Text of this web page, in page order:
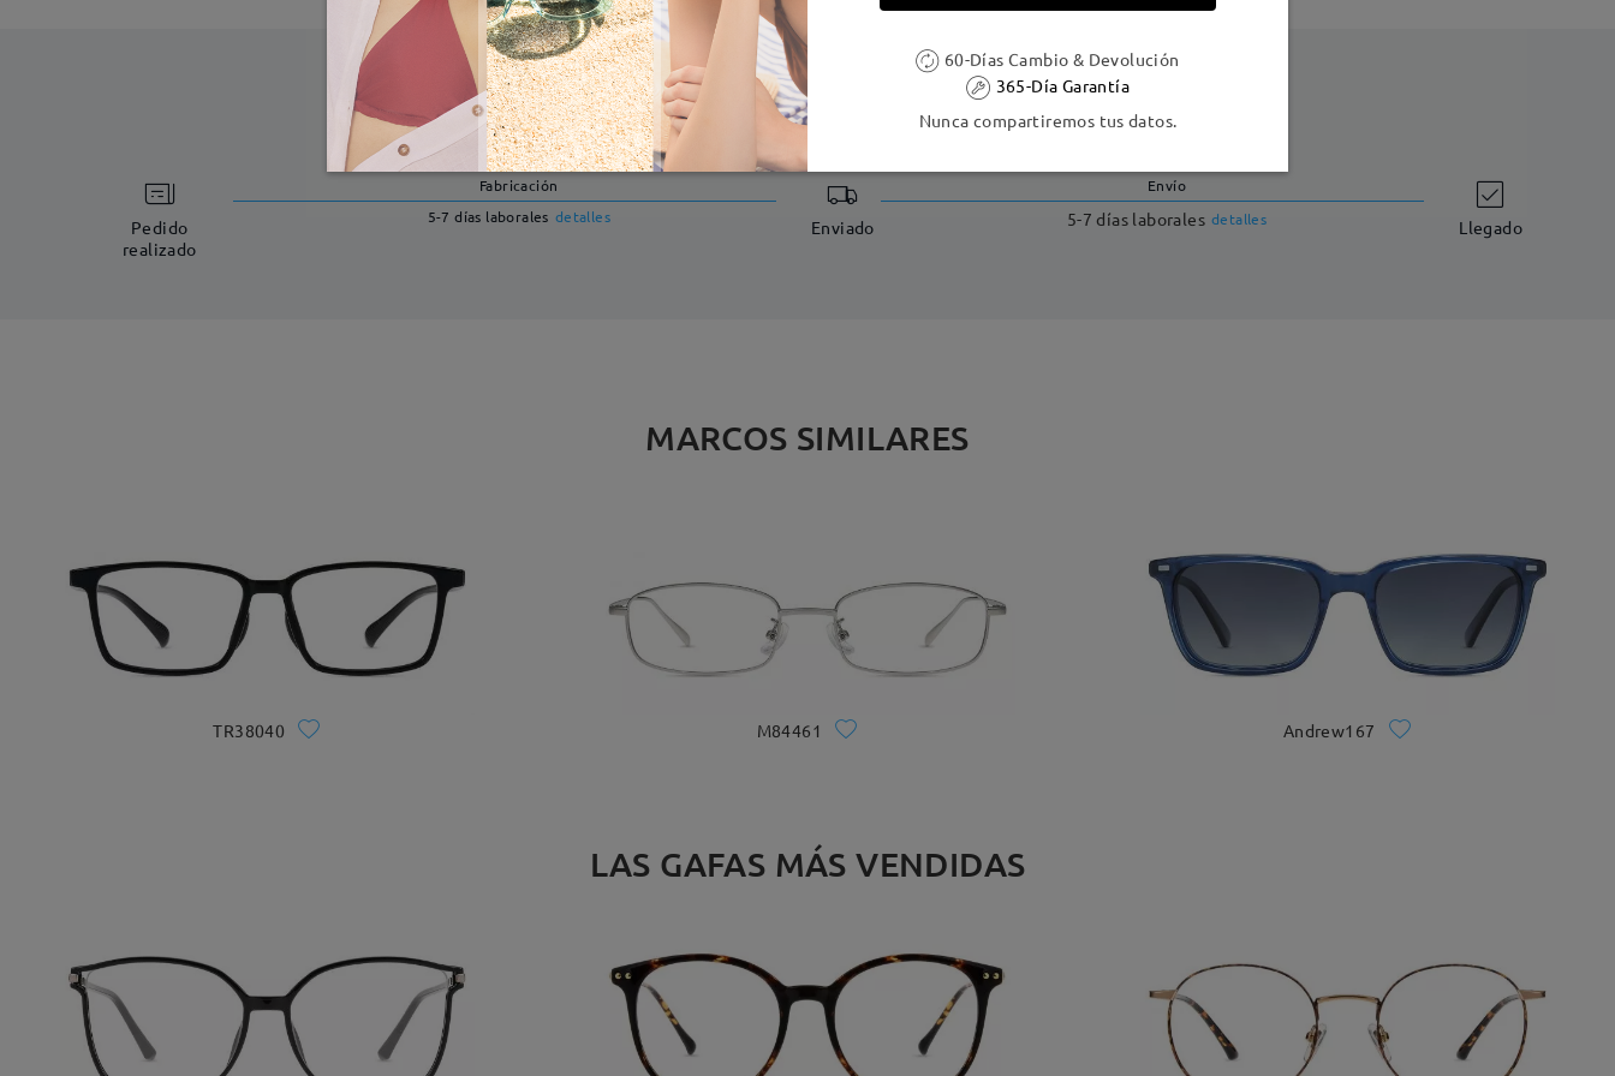
DELIVERY
Pedido
realizado
Fabricación
5-7 días laborales detalles Enviado
Envío
5-7 días laborales detalles Llegado
MARCOS SIMILARES
TR38040 M84461 Andrew167
LAS GAFAS MÁS VENDIDAS
60-Días Cambio & Devolución
365-Día Garantía
Nunca compartiremos tus datos.